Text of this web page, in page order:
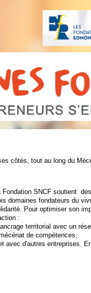
côtés, tout au long du
Fondation SNCF soutient
domaines fondateurs du
Pour optimiser son
:
territorial avec un
de compétences,
avec d'autres entreprises.